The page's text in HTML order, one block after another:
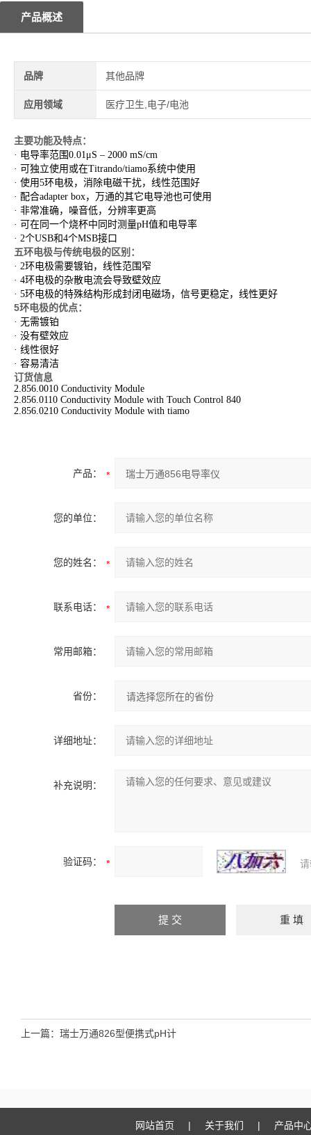
产品概述
品牌 其他品牌
应用领域 医疗卫生,电子/电池
主要功能及特点：
· 电导率范围0.01μS – 2000 mS/cm
· 可独立使用或在Titrando/tiamo系统中使用
· 使用5环电极，消除电磁干扰，线性范围好
· 配合adapter box，万通的其它电导池也可使用
· 非常准确，噪音低，分辨率更高
· 可在同一个烧杯中同时测量pH值和电导率
· 2个USB和4个MSB接口
五环电极与传统电极的区别：
· 2环电极需要镀铂，线性范围窄
· 4环电极的杂散电流会导致壁效应
· 5环电极的特殊结构形成封闭电磁场，信号更稳定，线性更好
5环电极的优点：
· 无需镀铂
· 没有壁效应
· 线性很好
· 容易清洁
订货信息
2.856.0010 Conductivity Module
2.856.0110 Conductivity Module with Touch Control 840
2.856.0210 Conductivity Module with tiamo
产品：
您的单位：
您的姓名：
联系电话：
常用邮箱：
省份：
详细地址：
补充说明：
验证码：
上一篇： 瑞士万通826型便携式pH计
网站首页 | 关于我们 | 产品中